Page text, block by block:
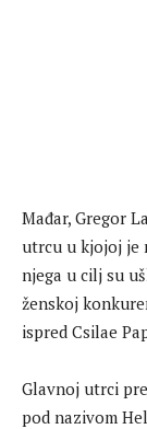
Mađar, Gregor
utrcu u kjojoj je
njega u cilj su
ženskoj
ispred Csilae
Glavnoj utrci
pod nazivom